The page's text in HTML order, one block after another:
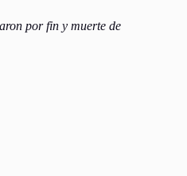
por fin y muerte de